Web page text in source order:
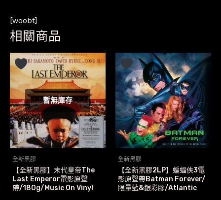
[woobt]
相關商品
暫無庫存
全新黑膠
【全新黑膠】末代皇帝The
Last Emperor電影原聲
帶/180g/Music On Vinyl
全新黑膠
【全新黑膠2LP】蝙蝠俠3電
影原聲帶Batman Forever/
限量藍&銀彩膠/Atlantic